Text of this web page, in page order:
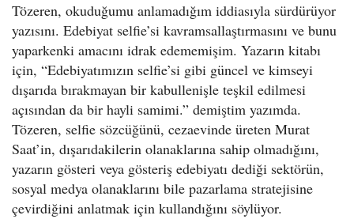
Tözeren, okuduğumu anlamadığım iddiasıyla sürdürüyor
yazısını. Edebiyat selfie’si kavramsallaştırmasını ve bunu
yaparkenki amacını idrak edememişim. Yazarın kitabı
için, “Edebiyatımızın selfie’si gibi güncel ve kimseyi
dışarıda bırakmayan bir kabullenişle teşkil edilmesi
açısından da bir hayli samimi.” demiştim yazımda.
Tözeren, selfie sözcüğünü, cezaevinde üreten Murat
Saat’in, dışarıdakilerin olanaklarına sahip olmadığını,
yazarın gösteri veya gösteriş edebiyatı dediği sektörün,
sosyal medya olanaklarını bile pazarlama stratejisine
çevirdiğini anlatmak için kullandığını söylüyor.